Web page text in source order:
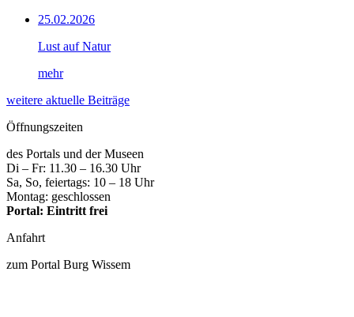
25.02.2026
Lust auf Natur
mehr
weitere aktuelle Beiträge
Öffnungszeiten
des Portals und der Museen
Di – Fr: 11.30 – 16.30 Uhr
Sa, So, feiertags: 10 – 18 Uhr
Montag: geschlossen
Portal: Eintritt frei
Anfahrt
zum Portal Burg Wissem